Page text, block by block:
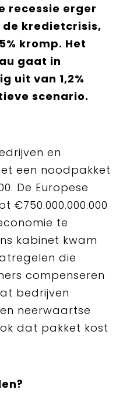
recessie erger
kredietcrisis,
kromp. Het
gaat in
uit van 1,2%
scenario.
en
een noodpakket
De Europese
€750.000.000.000
te
kabinet kwam
die
compenseren
bedrijven
neerwaartse
dat pakket kost